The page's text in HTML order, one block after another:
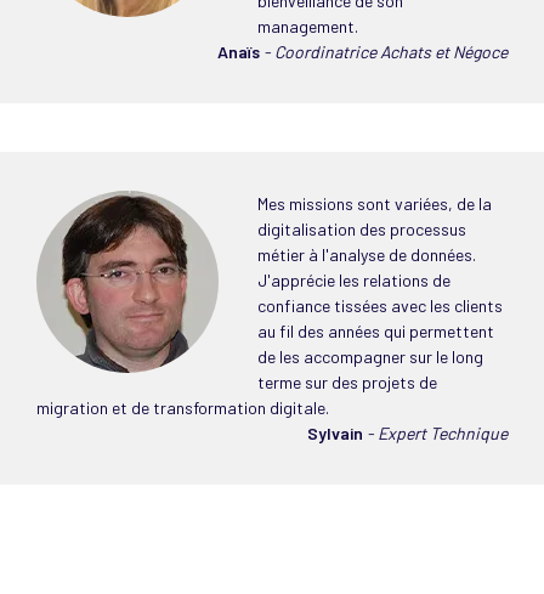
management.
Anaïs - Coordinatrice Achats et Négoce
Mes missions sont variées, de la
digitalisation des processus
métier à l'analyse de données.
J'apprécie les relations de
confiance tissées avec les clients
au fil des années qui permettent
de les accompagner sur le long
terme sur des projets de
migration et de transformation digitale.
Sylvain - Expert Technique